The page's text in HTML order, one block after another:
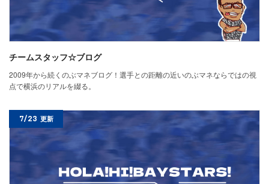
チームスタッフ☆ブログ
2009年から続くのぶマネブログ！選手との距離の近いのぶマネならではの視
点で横浜のリアルを綴る。
7/23 更新